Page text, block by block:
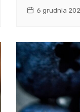
6 grudnia